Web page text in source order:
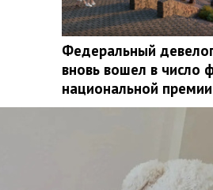
Федеральный
вновь вошел в число
национальной